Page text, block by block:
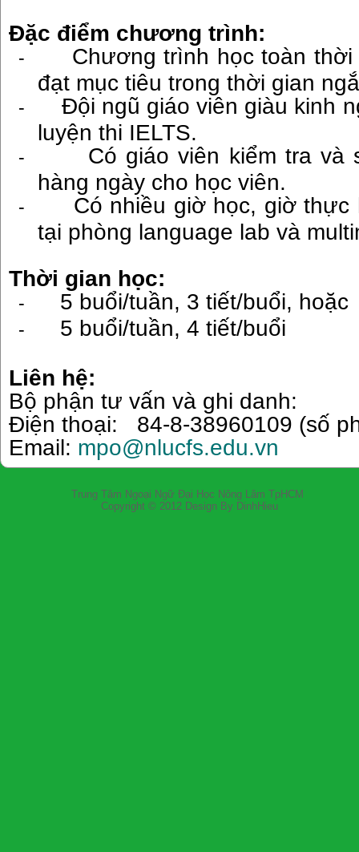
Đặc điểm chương trình:
-
Chương trình học toàn
đạt mục tiêu trong thời gian
-
Đội ngũ giáo viên giàu kinh
luyện thi IELTS.
-
Có giáo viên kiểm tra và
hàng ngày cho học viên.
-
Có nhiều giờ học, giờ
tại phòng language lab và
Thời gian học:
- 5 buổi/tuần, 3 tiết/buổi, hoặc
- 5 buổi/tuần, 4 tiết/buổi
Liên hệ:
Bộ phận tư vấn và ghi danh:
Điện thoại: 84-8-38960109 (số
Email: mpo@nlucfs.edu.vn
Trung Tâm Ngoại Ngữ Đại Học Nông
Copyright © 2012 Design By